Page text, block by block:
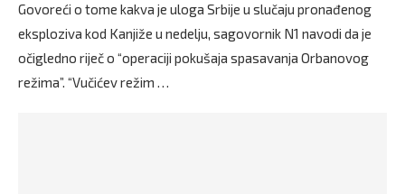
Govoreći o tome kakva je uloga Srbije u slučaju pronađenog
eksploziva kod Kanjiže u nedelju, sagovornik N1 navodi da je
očigledno riječ o “operaciji pokušaja spasavanja Orbanovog
režima”. “Vučićev režim …